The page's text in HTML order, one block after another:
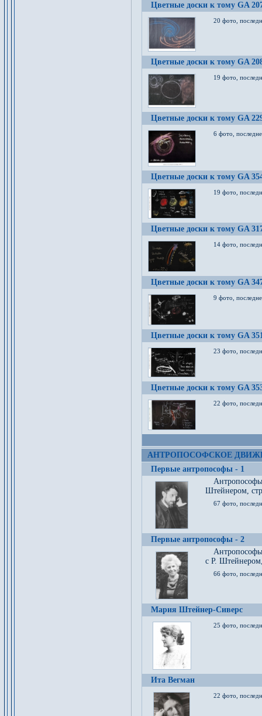
Цветные доски к тому GA
20 фото,
Цветные доски к тому GA
19 фото,
Цветные доски к тому GA
6 фото,
Цветные доски к тому GA
19 фото,
Цветные доски к тому GA
14 фото,
Цветные доски к тому GA
9 фото,
Цветные доски к тому GA
23 фото,
Цветные доски к тому GA
22 фото,
АНТРОПОСОФСКОЕ
Первые антропософы - 1
Штейнером,
67 фото,
Первые антропософы - 2
с Р.
66 фото,
Мария Штейнер-Сиверс
25 фото,
Ита Вегман
22 фото,